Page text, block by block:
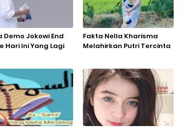
Demo Jokowi End
Hari Ini Yang Lagi
Fakta Nella Kharisma
Melahirkan Putri Tercinta